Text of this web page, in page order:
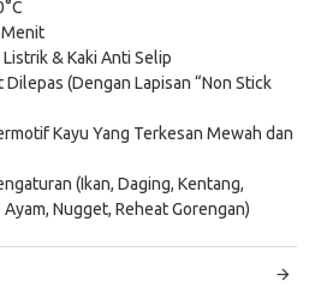
& Kaki Anti Selip
Dilepas (Dengan Lapisan “Non Stick
Kayu Yang Terkesan Mewah dan
(Ikan, Daging, Kentang,
Ayam, Nugget, Reheat Gorengan)